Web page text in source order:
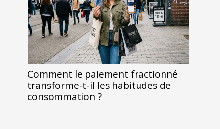
Comment le paiement fractionné
transforme-t-il les habitudes de
consommation ?